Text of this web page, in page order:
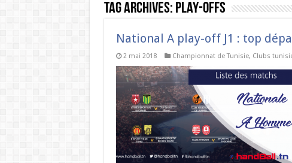
Tag Archives: Play-offs
National A play-off J1 : top
2 mai 2018 Championnat de Tunisie, Clubs